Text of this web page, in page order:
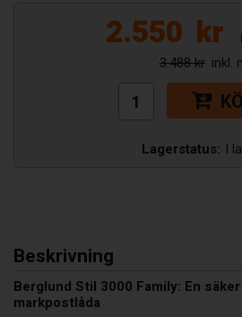
2.550 kr
3.488 kr
Lagerstatus: I
Beskrivning
Berglund Stil 3000 Family: En
markpostlåda